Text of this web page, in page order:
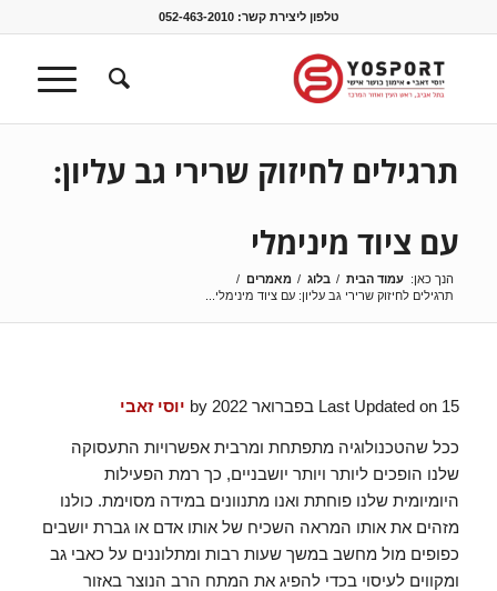
טלפון ליצירת קשר:052-463-2010
תרגילים לחיזוק שרירי גב עליון:
עם ציוד מינימלי
הנך כאן: עמוד הבית / בלוג / מאמרים /
תרגילים לחיזוק שרירי גב עליון: עם ציוד מינימלי...
Last Updated on 15 בפברואר 2022 by יוסי זאבי
ככל שהטכנולוגיה מתפתחת ומרבית אפשרויות התעסוקה
שלנו הופכים ליותר ויותר יושבניים, כך רמת הפעילות
היומיומית שלנו פוחתת ואנו מתנוונים במידה מסוימת. כולנו
מזהים את אותו המראה השכיח של אותו אדם או גברת יושבים
כפופים מול מחשב במשך שעות רבות ומתלוננים על כאבי גב
ומקווים לעיסוי בכדי להפיג את המתח הרב הנוצר באזור